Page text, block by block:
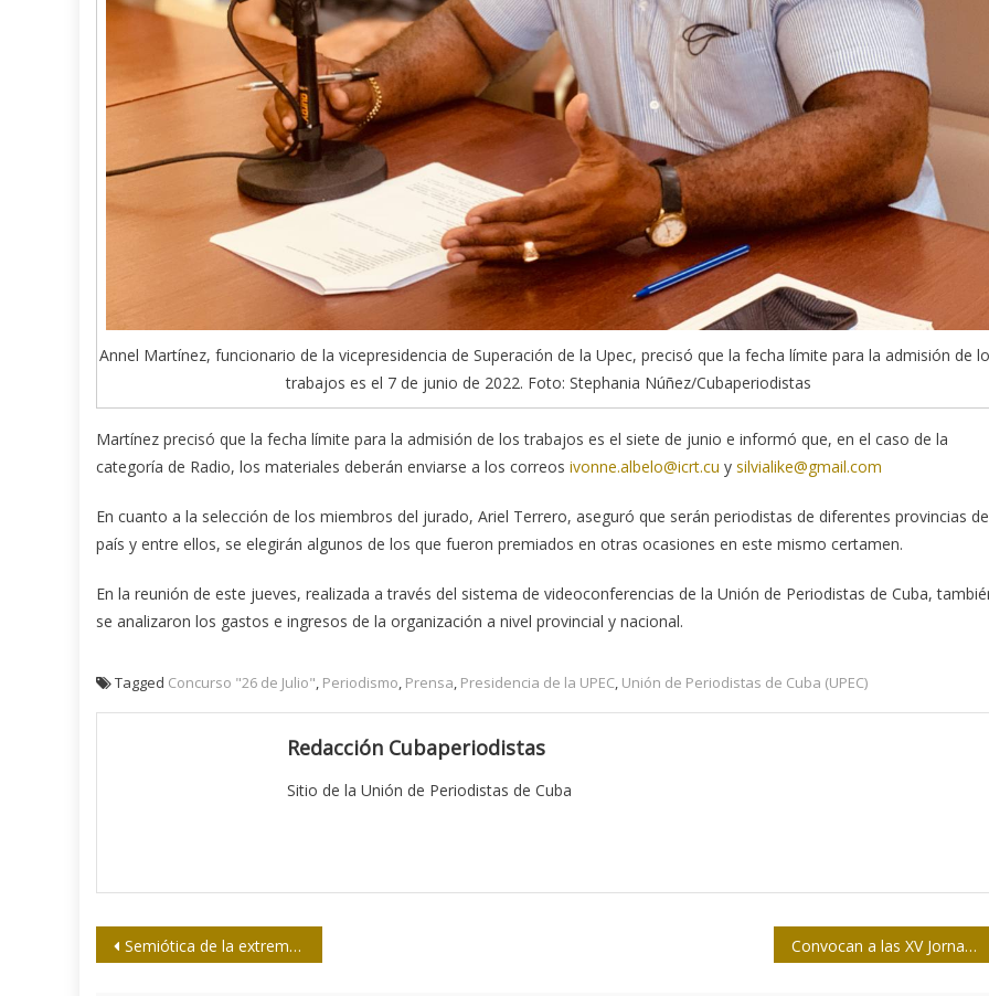
Annel Martínez, funcionario de la vicepresidencia de Superación de la Upec, precisó que la fecha límite para la admisión de
trabajos es el 7 de junio de 2022. Foto: Stephania Núñez/Cubaperiodistas
Martínez precisó que la fecha límite para la admisión de los trabajos es el siete de junio e informó que, en el caso de la
categoría de Radio, los materiales deberán enviarse a los correos ivonne.albelo@icrt.cu y silvialike@gmail.com
En cuanto a la selección de los miembros del jurado, Ariel Terrero, aseguró que serán periodistas de diferentes provincias
país y entre ellos, se elegirán algunos de los que fueron premiados en otras ocasiones en este mismo certamen.
En la reunión de este jueves, realizada a través del sistema de videoconferencias de la Unión de Periodistas de Cuba,
se analizaron los gastos e ingresos de la organización a nivel provincial y nacional.
Tagged Concurso "26 de Julio", Periodismo, Prensa, Presidencia de la UPEC, Unión de Periodistas de Cuba (UPEC)
Redacción Cubaperiodistas
Sitio de la Unión de Periodistas de Cuba
Navegación
Semiótica de la extrema derecha Convocan a las XV Jornadas Cubanas contra la Homofobia y la Transfobia